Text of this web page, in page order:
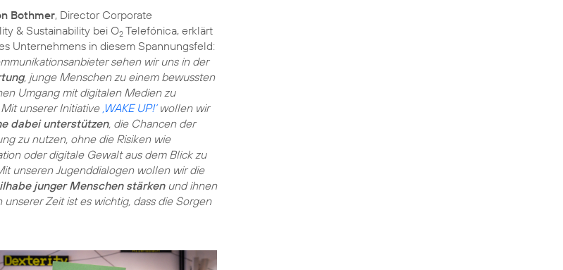
Bothmer, Director Corporate
& Sustainability bei O2Telefónica, erklärt
Unternehmens in diesem Spannungsfeld:
sehen wir uns in der
, junge Menschen zu einem bewussten
Umgang mit digitalen Medien zu
unserer Initiative‚WAKE UP!‘wollen wir
dabei unterstützen, die Chancen der
zu nutzen, ohne die Risiken wie
oder digitale Gewalt aus dem Blick zu
unseren Jugenddialogen wollen wir die
junger Menschen stärkenund ihnen
Zeit ist es wichtig, dass die Sorgen